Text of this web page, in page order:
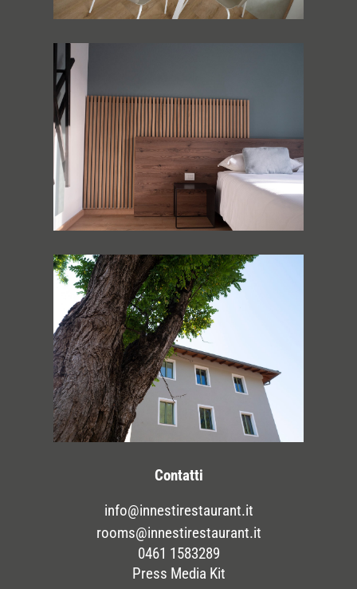
Contatti
info@innestirestaurant.it
rooms@innestirestaurant.it
0461 1583289
Press Media Kit